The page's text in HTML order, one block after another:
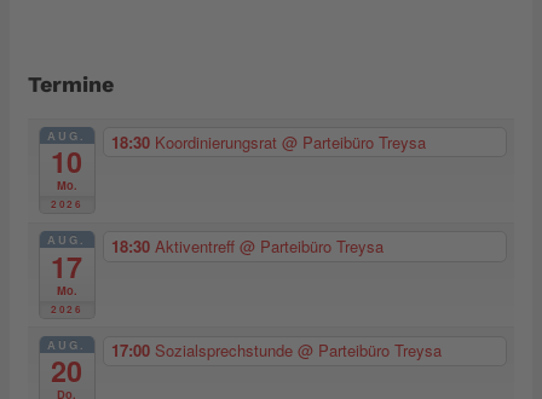
Termine
AUG.
10
Mo.
2026
18:30 Koordinierungsrat @ Parteibüro Treysa
AUG.
17
Mo.
2026
18:30 Aktiventreff @ Parteibüro Treysa
AUG.
20
Do.
17:00 Sozialsprechstunde @ Parteibüro Treysa